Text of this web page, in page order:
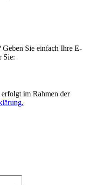
Sie einfach Ihre E-
Sie:
im Rahmen der